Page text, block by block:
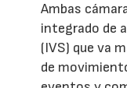
Ambas
integrado de
(IVS) que va
de